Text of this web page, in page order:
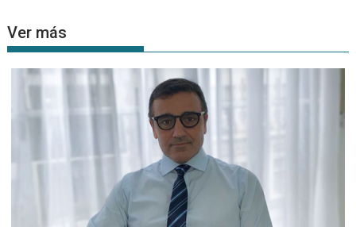
Ver más